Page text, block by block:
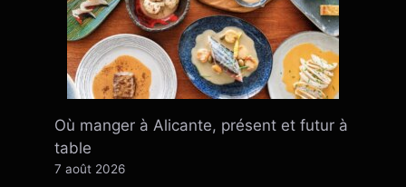
Où manger à Alicante, présent et futur à
table
7 août 2026